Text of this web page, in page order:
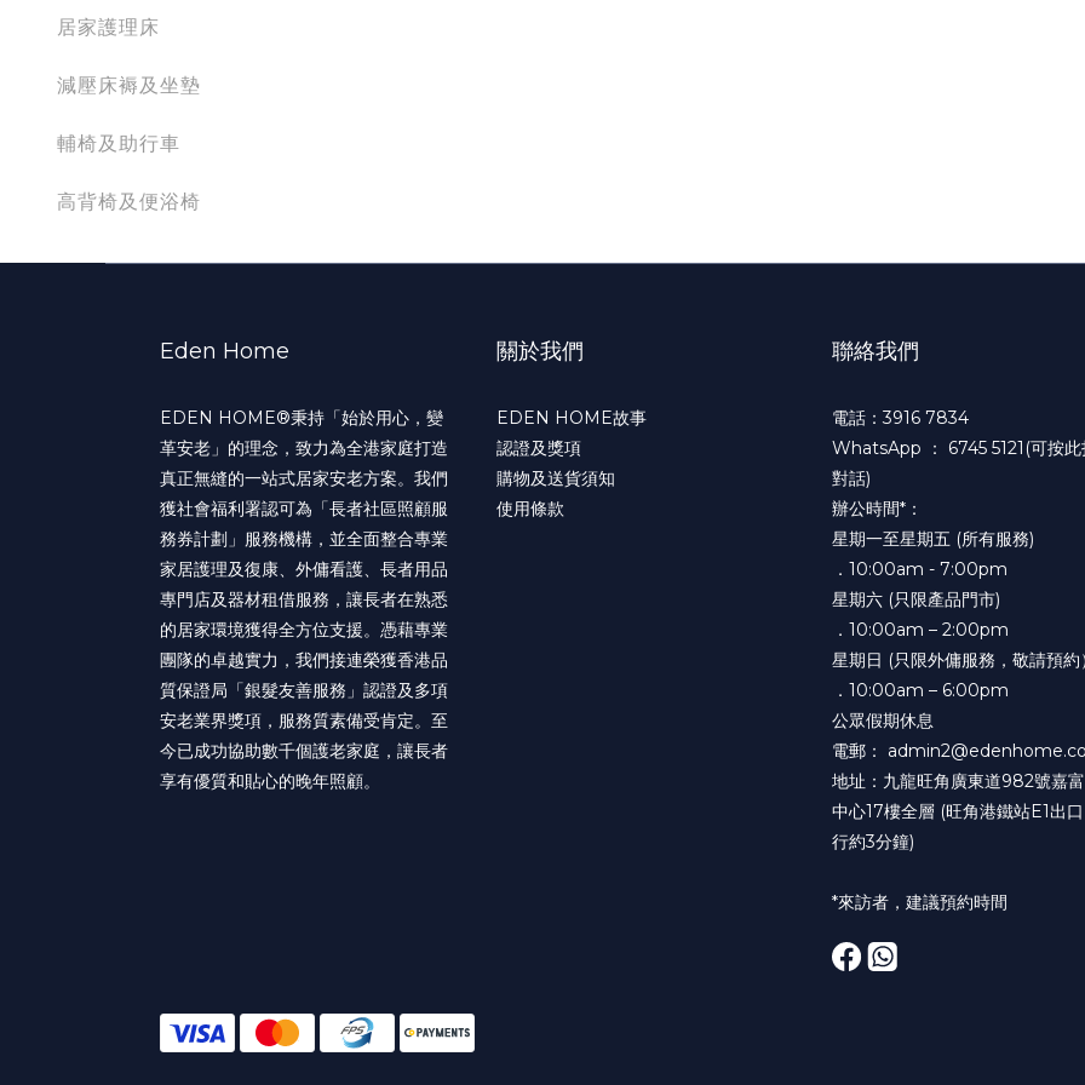
居家護理床
減壓床褥及坐墊
輔椅及助行車
高背椅及便浴椅
Eden Home
EDEN HOME®️秉持「始於用心，變
革安老」的理念，致力為全港家庭打造
真正無縫的一站式居家安老方案。我們
獲社會福利署認可為「長者社區照顧服
務券計劃」服務機構，並全面整合專業
家居護理及復康、外傭看護、長者用品
專門店及器材租借服務，讓長者在熟悉
的居家環境獲得全方位支援。憑藉專業
團隊的卓越實力，我們接連榮獲香港品
質保證局「銀髮友善服務」認證及多項
安老業界獎項，服務質素備受肯定。至
今已成功協助數千個護老家庭，讓長者
享有優質和貼心的晚年照顧。
關於我們
EDEN HOME故事
認證及獎項
購物及送貨須知
使用條款
聯絡我們
電話：3916 7834
WhatsApp ： 6745 5121(可按
對話)
辦公時間*：
星期一至星期五 (所有服務)
．10:00am - 7:00pm
星期六 (只限產品門市)
．10:00am – 2:00pm
星期日 (只限外傭服務，敬請預約
．10:00am – 6:00pm
公眾假期休息
電郵：
地址：九龍旺角廣東道982號嘉
中心17樓全層 (旺角港鐵站E1出
行約3分鐘)
*來訪者，建議預約時間